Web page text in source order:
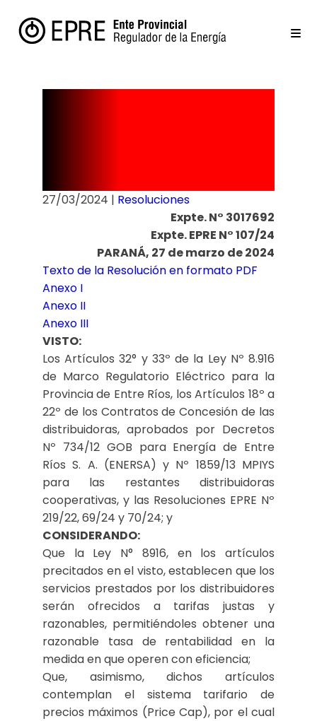
27/03/2024 | Resoluciones
Expte. N° 3017692
Expte. EPRE N° 107/24
PARANÁ, 27 de marzo de 2024
Texto de la Resolución en formato PDF
Anexo I
Anexo II
Anexo III
VISTO:
Los Artículos 32° y 33º de la Ley Nº 8.916
de Marco Regulatorio Eléctrico para la
Provincia de Entre Ríos, los Artículos 18º a
22º de los Contratos de Concesión de las
distribuidoras, aprobados por Decretos
Nº 734/12 GOB para Energía de Entre
Ríos S. A. (ENERSA) y Nº 1859/13 MPIYS
para las restantes distribuidoras
cooperativas, y las Resoluciones EPRE Nº
219/22, 69/24 y 70/24; y
CONSIDERANDO:
Que la Ley N° 8916, en los artículos
precitados en el visto, establecen que los
servicios prestados por los distribuidores
serán ofrecidos a tarifas justas y
razonables, permitiéndoles obtener una
razonable tasa de rentabilidad en la
medida en que operen con eficiencia;
Que, asimismo, dichos artículos
contemplan el sistema tarifario de
precios máximos (Price Cap), por el cual